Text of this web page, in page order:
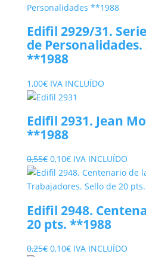
original
0,25€.
actual
0,05€.
Edifil 2929/31.
de
**1988
1,00€ IVA INCLUÍDO
Edifil 2931. Jean
**1988
0,55€ El
precio
original
0,55€.
0,10€El
precio
actual
0,10€.
IVA INCLUÍDO
Edifil 2948.
20 pts. **1988
0,25€ El
0,10€ElIVA INCLUÍDO